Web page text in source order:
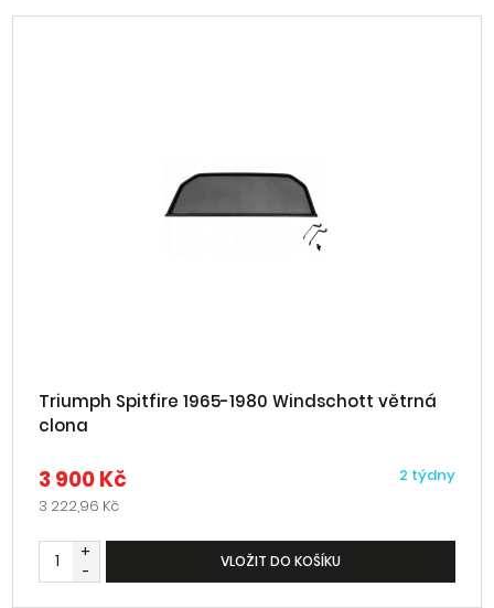
Triumph Spitfire 1965-1980 Windschott větrná
clona
3 900 Kč
3 222,96 Kč
2 týdny
+
-
VLOŽIT DO KOŠÍKU